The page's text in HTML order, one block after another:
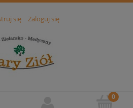
się Zaloguj się